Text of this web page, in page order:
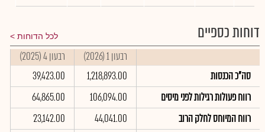
דוחות כספיים לכל הדוחות
רבעון 1 (2026) רבעון 4 (2025)
סה"כ הכנסות
1,218,893.00
39,423.00
רווח פעולות רגילות לפני מיסים
106,094.00
64,865.00
רווח המיוחס לחלק הרוב
44,041.00
23,142.00